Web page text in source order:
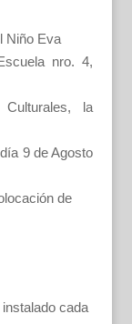
Niño Eva
nro. 4,
la
9 de Agosto
de
cada